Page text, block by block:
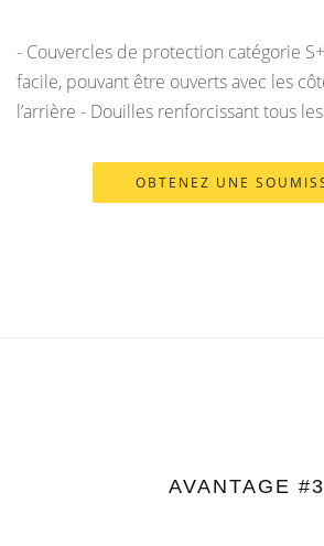
- Couvercles de protection catégorie
facile, pouvant être ouverts avec les
l’arrière - Douilles renforcissant tous
OBTENEZ UNE
AVANTAGE #3